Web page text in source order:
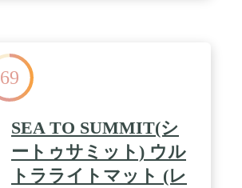
69
SEA TO SUMMIT(シ
ートゥサミット) ウル
トラライトマット (レ